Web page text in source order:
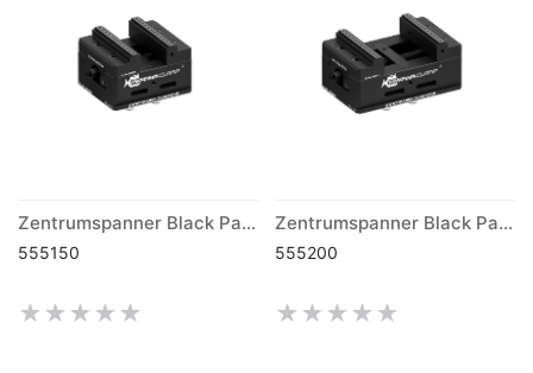
Zentrumspanner Black Panther 125mm x 150mm
555150
Zentrumspanner Black Panther 125mm x 200mm
555200